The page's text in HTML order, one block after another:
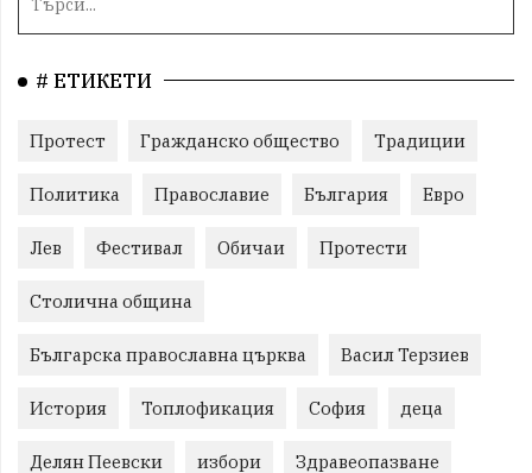
# ЕТИКЕТИ
Протест Гражданско общество Традиции
Политика Православие България Евро
Лев Фестивал Обичаи Протести
Столична община
Българска православна църква Васил Терзиев
История Топлофикация София деца
Делян Пеевски избори Здравеопазване